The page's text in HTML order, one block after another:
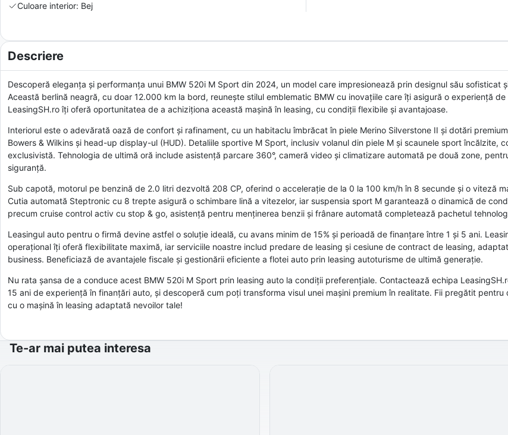
Culoare interior: Bej
Descriere
Descoperă eleganța și performanța unui BMW 520i M Sport din 2024, un model care impresionează prin designul său sofisticat
Această berlină neagră, cu doar 12.000 km la bord, reunește stilul emblematic BMW cu inovațiile care îți asigură o experiență
LeasingSH.ro îți oferă oportunitatea de a achiziționa această mașină în leasing, cu condiții flexibile și avantajoase.
Interiorul este o adevărată oază de confort și rafinament, cu un habitaclu îmbrăcat în piele Merino Silverstone II și dotări
Bowers & Wilkins și head-up display-ul (HUD). Detaliile sportive M Sport, inclusiv volanul din piele M și scaunele sport încălzite,
exclusivistă. Tehnologia de ultimă oră include asistență parcare 360°, cameră video și climatizare automată pe două zone,
siguranță.
Sub capotă, motorul pe benzină de 2.0 litri dezvoltă 208 CP, oferind o accelerație de la 0 la 100 km/h în 8 secunde și o viteză
Cutia automată Steptronic cu 8 trepte asigură o schimbare lină a vitezelor, iar suspensia sport M garantează o dinamică de
precum cruise control activ cu stop & go, asistență pentru menținerea benzii și frânare automată completează pachetul
Leasingul auto pentru o firmă devine astfel o soluție ideală, cu avans minim de 15% și perioadă de finanțare între 1 și 5 ani.
operațional îți oferă flexibilitate maximă, iar serviciile noastre includ predare de leasing și cesiune de contract de leasing,
business. Beneficiază de avantajele fiscale și gestionării eficiente a flotei auto prin leasing autoturisme de ultimă generație.
Nu rata șansa de a conduce acest BMW 520i M Sport prin leasing auto la condiții preferențiale. Contactează echipa
15 ani de experiență în finanțări auto, și descoperă cum poți transforma visul unei mașini premium în realitate. Fii pregătit
cu o mașină în leasing adaptată nevoilor tale!
Te-ar mai putea interesa